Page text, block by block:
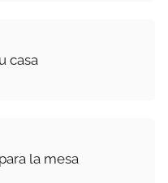
casa
la mesa